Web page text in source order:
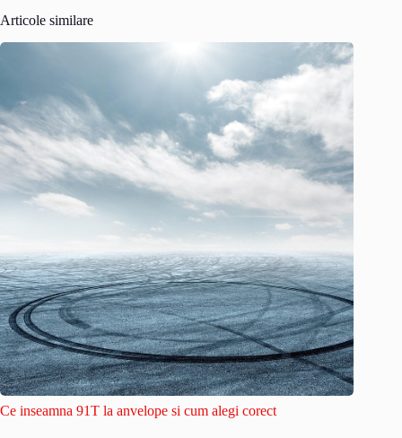
Articole similare
Ce inseamna 91T la anvelope si cum alegi corect